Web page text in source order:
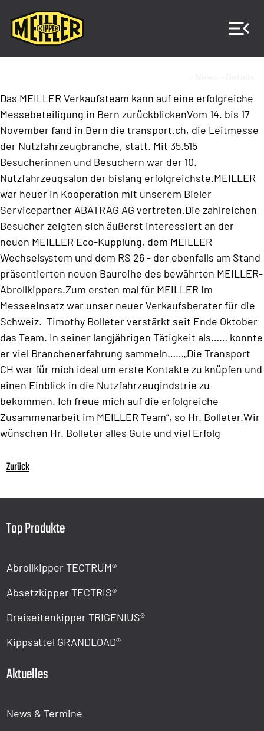
Das MEILLER Verkaufsteam kann auf eine erfolgreiche
Messebeteiligung in Bern zurückblickenVom 14. bis 17
November fand in Bern die transport.ch, die Leitmesse
der Nutzfahrzeugbranche, statt. Mit 35.515
Besucherinnen und Besuchern war der 10.
Nutzfahrzeugsalon der bislang erfolgreichste.MEILLER
war heuer in Kooperation mit unserem Bieler
Servicepartner ABATRAG AG vertreten.Die zahlreichen
Besucher zeigten sich äußerst interessiert an der
neuen MEILLER Eco-Kupplung, dem MEILLER
Wechselsystem und dem RS 26 - der ebenfalls am Stand
präsentierten neuen Baureihe des bewährten MEILLER-
Abrollkippers.Zum ersten mal für MEILLER im
Messeeinsatz war unser neuer Verkaufsberater für die
Schweiz. Timothy Bolleter verstärkt seit Ende Oktober
das Team. In seiner langjährigen Tätigkeit als…… konnte
er viel Branchenerfahrung sammeln……„Die Transport
CH war für mich ideal um erste Kontakte zu knüpfen und
einen Einblick in die Nutzfahrzeugindstrie zu
bekommen. Ich freue mich auf die erfolgreiche
Zusammenarbeit im MEILLER Team“, so Hr. Bolleter.Wir
wünschen Hr. Bolleter alles Gute und viel Erfolg
Zurück
Top Produkte
Abrollkipper TECTRUM®
Absetzkipper TECTRIS®
Dreiseitenkipper TRIGENIUS®
Kippsattel GRANDLOAD®
Aktuelles
News & Termine